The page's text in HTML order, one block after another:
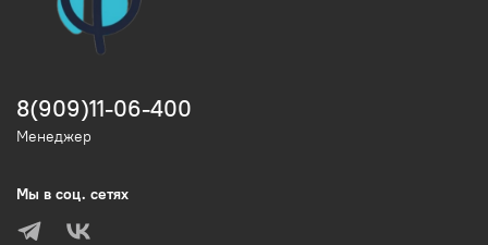
8(909)11-06-400
Менеджер
Мы в соц. сетях